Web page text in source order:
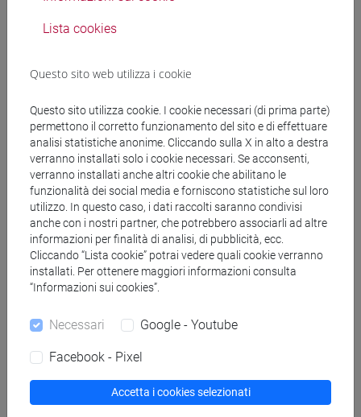
Corsi di studio e percorsi
[LM20] LINGUE E CIVILTÀ DELL'ASIA E
DELL'AFRICA MEDITERRANEA - Laurea
magistrale (DM270)
cina
LINGUA CINESE 2
ESERCITAZIONI DI LINGUA CINESE 2
ESERCITAZIONI DI LINGUA CINESE 2
MOD.1B
Lista cookies
Questo sito web utilizza i cookie
Questo sito utilizza cookie. I cookie necessari (di prima parte)
permettono il corretto funzionamento del sito e di effettuare
analisi statistiche anonime. Cliccando sulla X in alto a destra
verranno installati solo i cookie necessari. Se acconsenti,
verranno installati anche altri cookie che abilitano le
funzionalità dei social media e forniscono statistiche sul loro
utilizzo. In questo caso, i dati raccolti saranno condivisi
anche con i nostri partner, che potrebbero associarli ad altre
informazioni per finalità di analisi, di pubblicità, ecc.
Cliccando “Lista cookie” potrai vedere quali cookie verranno
installati. Per ottenere maggiori informazioni consulta
“Informazioni sui cookies”.
Necessari Google - Youtube
Facebook - Pixel
Accetta i cookies selezionati